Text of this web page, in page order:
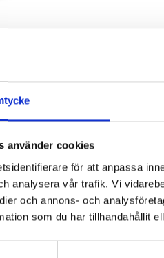
använder cookies
för att anpassa
analysera vår trafik. Vi
och annons- och
som du har tillhandahållit
luftcirkulation,